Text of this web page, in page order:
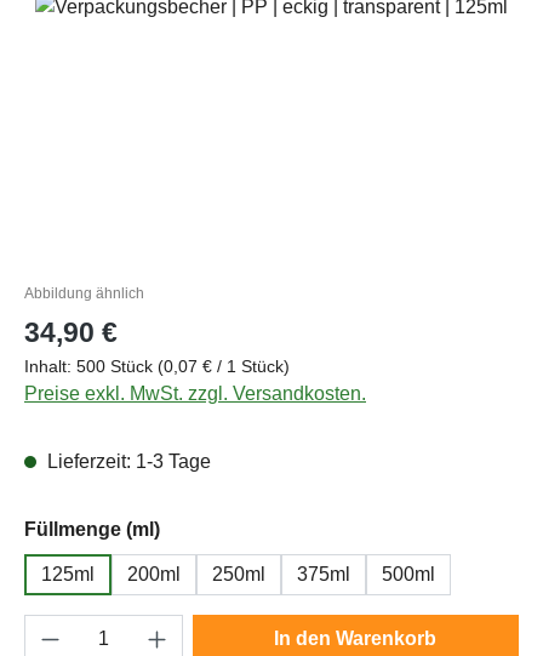
Abbildung ähnlich
Regulärer Preis:
34,90 €
Inhalt: 500 Stück (0,07 € / 1 Stück)
Preise exkl. MwSt. zzgl. Versandkosten.
Lieferzeit: 1-3 Tage
Füllmenge (ml)auswählen
125ml 200ml 250ml 375ml 500ml
Produkt Anzahl: Gib den gewünschten
In den Warenkorb